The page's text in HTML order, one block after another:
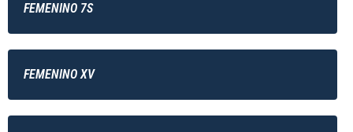
FEMENINO 7S
FEMENINO XV